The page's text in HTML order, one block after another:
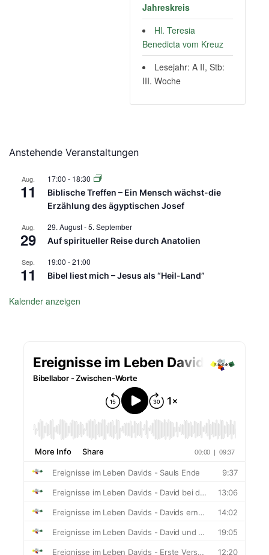
Jahreskreis
Hl. Teresia
Benedicta vom Kreuz
Lesejahr: A II, Stb:
III. Woche
Anstehende Veranstaltungen
Aug.
11
17:00 - 18:30
Biblische Treffen – Ein Mensch wächst-die
Erzählung des ägyptischen Josef
Aug.
29
29. August-5. September
Auf spiritueller Reise durch Anatolien
Sep.
11
19:00 -21:00
Bibel liest mich – Jesus als “Heil-Land”
Kalender anzeigen